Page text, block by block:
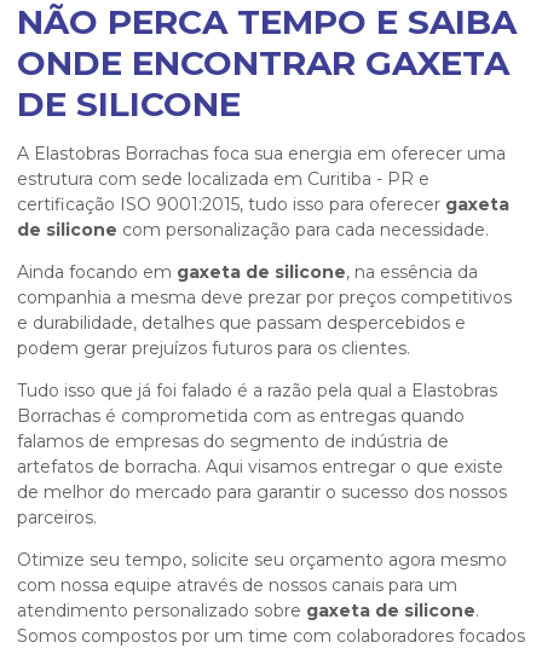
NÃO PERCA TEMPO E SAIBA
ONDE ENCONTRAR GAXETA
DE SILICONE
A Elastobras Borrachas foca sua energia em oferecer uma
estrutura com sede localizada em Curitiba - PR e
certificação ISO 9001:2015, tudo isso para oferecer gaxeta
de silicone com personalização para cada necessidade.
Ainda focando em gaxeta de silicone, na essência da
companhia a mesma deve prezar por preços competitivos
e durabilidade, detalhes que passam despercebidos e
podem gerar prejuízos futuros para os clientes.
Tudo isso que já foi falado é a razão pela qual a Elastobras
Borrachas é comprometida com as entregas quando
falamos de empresas do segmento de indústria de
artefatos de borracha. Aqui visamos entregar o que existe
de melhor do mercado para garantir o sucesso dos nossos
parceiros.
Otimize seu tempo, solicite seu orçamento agora mesmo
com nossa equipe através de nossos canais para um
atendimento personalizado sobre gaxeta de silicone.
Somos compostos por um time com colaboradores focados